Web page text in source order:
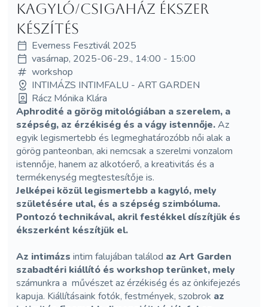
kagyló/csigaház ékszer
készítés
Everness Fesztivál 2025
vasárnap, 2025-06-29., 14:00 - 15:00
workshop
INTIMÁZS INTIMFALU - ART GARDEN
Rácz Mónika Klára
Aphrodité a görög mitológiában a szerelem, a
szépség, az érzékiség és a vágy istennője.Az
egyik legismertebb és legmeghatározóbb női alak a
görög panteonban, aki nemcsak a szerelmi vonzalom
istennője, hanem az alkotóerő, a kreativitás és a
termékenység megtestesítője is.
Jelképei közül legismertebb a kagyló, mely
születésére utal, és a szépség szimbóluma.
Pontozó technikával, akril festékkel díszítjük és
ékszerként készítjük el.
Az intimázs intim falujában találod az Art Garden
szabadtéri kiállító és workshop terünket, mely
számunkra a művészet az érzékiség és az önkifejezés
kapuja. Kiállításaink fotók, festmények, szobrok az